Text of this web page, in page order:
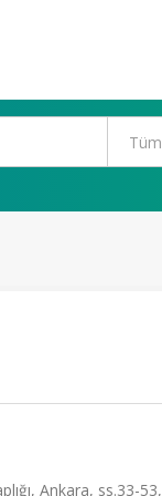
Ankara, ss.33-53,